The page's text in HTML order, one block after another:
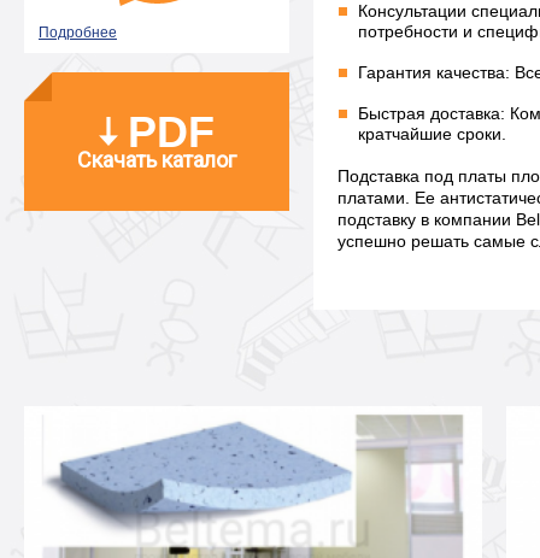
Подробнее
PDF
Скачать каталог
Консультации
потребности и
Гарантия качества:
Быстрая доставка:
кратчайшие сроки.
Подставка под платы
платами. Ее
подставку в компании
успешно решать самые